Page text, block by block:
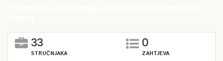
33
STRUČNJAKA
0
ZAHTJEVA